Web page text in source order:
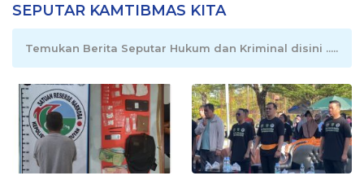
SEPUTAR KAMTIBMAS KITA
Temukan Berita Seputar Hukum dan Kriminal disini .....